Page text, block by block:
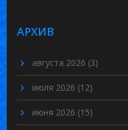
АРХИВ
августа 2026 (3)
июля 2026 (12)
июня 2026 (15)